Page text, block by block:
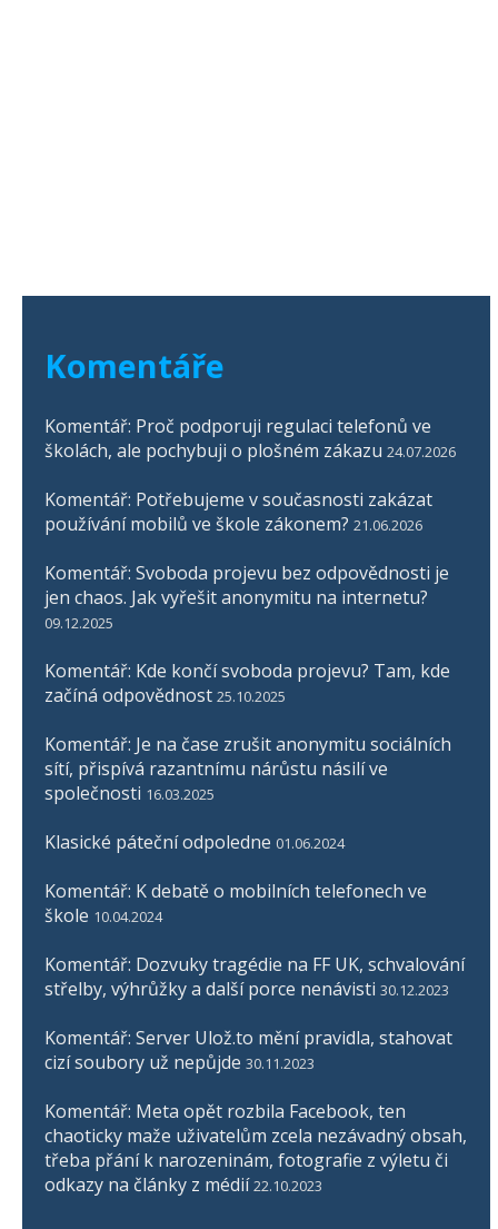
Komentáře
Komentář: Proč podporuji regulaci telefonů ve
školách, ale pochybuji o plošném zákazu 24.07.2026
Komentář: Potřebujeme v současnosti zakázat
používání mobilů ve škole zákonem? 21.06.2026
Komentář: Svoboda projevu bez odpovědnosti je
jen chaos. Jak vyřešit anonymitu na internetu?
09.12.2025
Komentář: Kde končí svoboda projevu? Tam, kde
začíná odpovědnost 25.10.2025
Komentář: Je na čase zrušit anonymitu sociálních
sítí, přispívá razantnímu nárůstu násilí ve
společnosti 16.03.2025
Klasické páteční odpoledne 01.06.2024
Komentář: K debatě o mobilních telefonech ve
škole 10.04.2024
Komentář: Dozvuky tragédie na FF UK, schvalování
střelby, výhrůžky a další porce nenávisti 30.12.2023
Komentář: Server Ulož.to mění pravidla, stahovat
cizí soubory už nepůjde 30.11.2023
Komentář: Meta opět rozbila Facebook, ten
chaoticky maže uživatelům zcela nezávadný obsah,
třeba přání k narozeninám, fotografie z výletu či
odkazy na články z médií 22.10.2023